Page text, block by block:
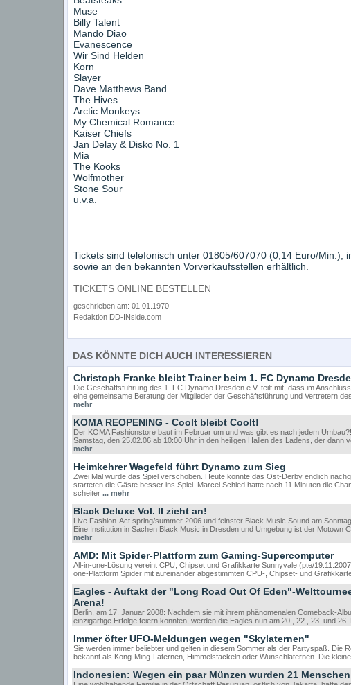
Muse
Billy Talent
Mando Diao
Evanescence
Wir Sind Helden
Korn
Slayer
Dave Matthews Band
The Hives
Arctic Monkeys
My Chemical Romance
Kaiser Chiefs
Jan Delay & Disko No. 1
Mia
The Kooks
Wolfmother
Stone Sour
u.v.a.
Tickets sind telefonisch unter 01805/607070 (0,14 Euro/Min.),
sowie an den bekannten Vorverkaufsstellen erhältlich.
TICKETS ONLINE BESTELLEN
geschrieben am: 01.01.1970
Redaktion DD-INside.com
DAS KÖNNTE DICH AUCH INTERESSIEREN
Christoph Franke bleibt Trainer beim 1. FC Dynamo
Die Geschäftsführung des 1. FC Dynamo Dresden e.V. teilt mit, dass im
eine gemeinsame Beratung der Mitglieder der Geschäftsführung und Vertretern
mehr
KOMA REOPENING - Coolt bleibt Coolt!
Der KOMA Fashionstore baut im Februar um und was gibt es nach jedem
Samstag, den 25.02.06 ab 10:00 Uhr in den heiligen Hallen des Ladens, der dann
mehr
Heimkehrer Wagefeld führt Dynamo zum Sieg
Zwei Mal wurde das Spiel verschoben. Heute konnte das Ost-Derby endlich
starteten die Gäste besser ins Spiel. Marcel Schied hatte nach 11 Minuten die
scheiter ... mehr
Black Deluxe Vol. II zieht an!
Live Fashion-Act spring/summer 2006 und feinster Black Music Sound am
Eine Institution in Sachen Black Music in Dresden und Umgebung ist der Motown
mehr
AMD: Mit Spider-Plattform zum Gaming-Supercomputer
All-in-one-Lösung vereint CPU, Chipset und Grafikkarte Sunnyvale (pte/
one-Plattform Spider mit aufeinander abgestimmten CPU-, Chipset- und
Eagles - Auftakt der "Long Road Out Of Eden"-
Arena!
Berlin, am 17. Januar 2008: Nachdem sie mit ihrem phänomenalen Comeback-
einzigartige Erfolge feiern konnten, werden die Eagles nun am 20., 22., 23. und
Immer öfter UFO-Meldungen wegen "Skylaternen"
Sie werden immer beliebter und gelten in diesem Sommer als der Partyspaß. Die
bekannt als Kong-Ming-Laternen, Himmelsfackeln oder Wunschlaternen. Die
Indonesien: Wegen ein paar Münzen wurden 21